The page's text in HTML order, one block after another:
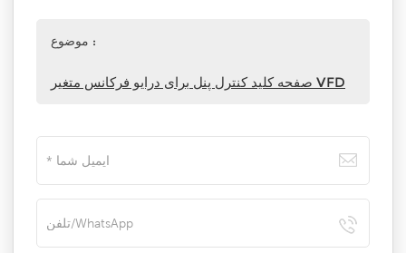
موضوع :
صفحه کلید کنترل پنل برای درایو فرکانس متغیر VFD